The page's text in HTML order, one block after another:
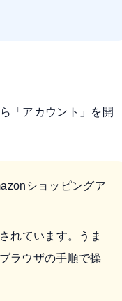
「アカウント」を開
ショッピングア
れています。うま
ラウザの手順で操